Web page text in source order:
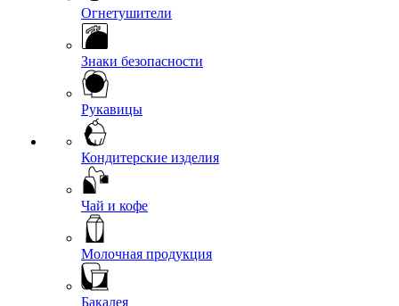
Огнетушители
Знаки безопасности
Рукавицы
Кондитерские изделия
Чай и кофе
Молочная продукция
Бакалея